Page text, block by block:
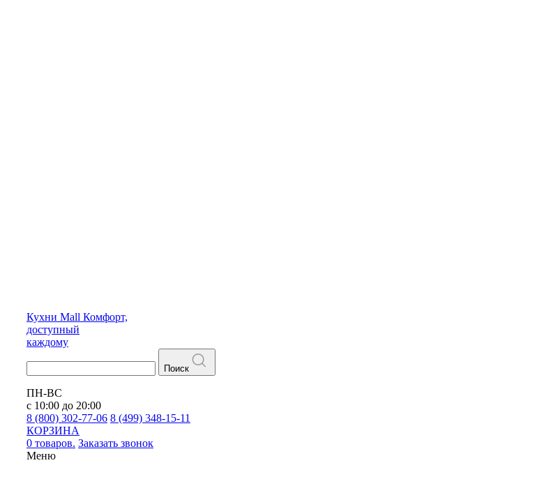
Кухни Mall Комфорт,
доступный
каждому
Поиск
ПН-ВС
с 10:00 до 20:00
8 (800) 302-77-06 8 (499) 348-15-11
КОРЗИНА
0 товаров. Заказать звонок
Меню